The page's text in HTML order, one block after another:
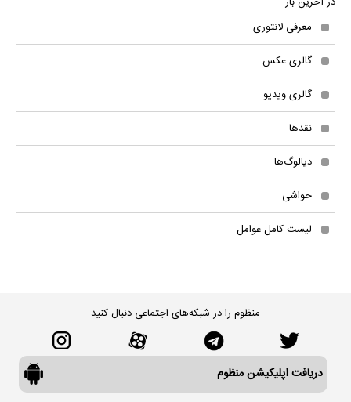
معرفی لانتوری
گالری عکس
گالری ویدیو
نقدها
دیالوگ‌ها
حواشی
لیست کامل عوامل
منظوم را در شبکه‌های اجتماعی دنبال کنید
دریافت اپلیکیشن منظوم